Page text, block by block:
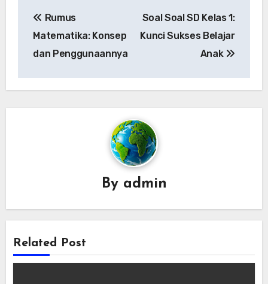
navigation
Rumus
Matematika: Konsep
dan Penggunaannya
Soal Soal SD Kelas 1:
Kunci Sukses Belajar
Anak
By admin
Related Post